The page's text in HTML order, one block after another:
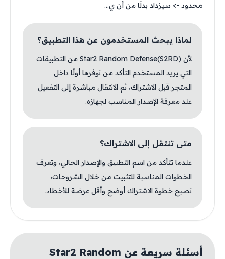
محدود -> سيزداد بدلًا من أن ي...
لماذا يبحث المستخدمون عن هذا التطبيق؟
لأن Star2 Random Defense(S2RD) من التطبيقات
التي يريد المستخدم التأكد من توفرها أولًا داخل
المتجر قبل الاشتراك، ثم الانتقال مباشرة إلى التفعيل
عند معرفة الإصدار المناسب لجهازه.
متى تنتقل إلى الاشتراك؟
عندما تتأكد من اسم التطبيق والإصدار الحالي، وتعرف
الخطوات المناسبة للتثبيت من خلال الشروحات،
تصبح خطوة الاشتراك أوضح وأقل عرضة للأخطاء.
أسئلة سريعة عن Star2 Random